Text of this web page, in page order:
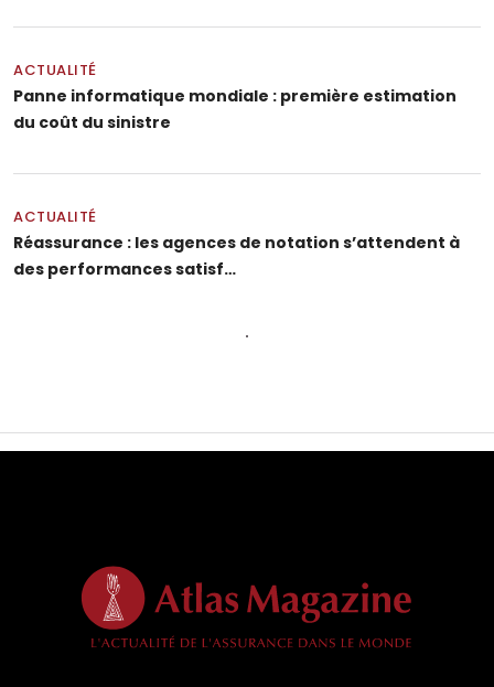
ACTUALITÉ
Panne informatique mondiale : première estimation
du coût du sinistre
ACTUALITÉ
Réassurance : les agences de notation s’attendent à
des performances satisf…